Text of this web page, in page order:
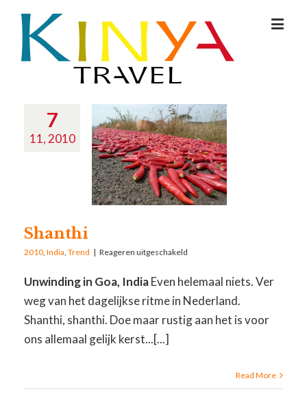
7
11, 2010
Shanthi
2010 ,India ,Trend | Reageren uitgeschakeld
Unwinding in Goa, IndiaEven helemaal niets. Ver
weg van het dagelijkse ritme in Nederland.
Shanthi, shanthi. Doe maar rustig aan het is voor
ons allemaal gelijk kerst...[...]
Read More